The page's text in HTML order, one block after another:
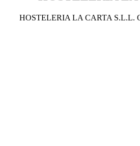
HOSTELERIA LA CARTA S.L.L.